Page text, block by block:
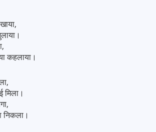
कहलाया।
मिला।
निकला।